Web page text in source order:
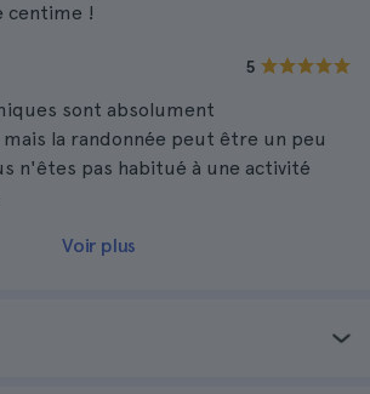
centime !
5
sont absolument
la randonnée peut être un peu
n'êtes pas habitué à une activité
Voir plus